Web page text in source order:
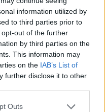
information utilized by
to third parties prior to
out of the further
by third parties on the
This information may
on the IAB’s List of
further disclose it to other
one or more Google
Outs
πριν 6 λεπτά
Αλ. Τσίπρας: Στις 2
παρουσίαση του
οικονομικού